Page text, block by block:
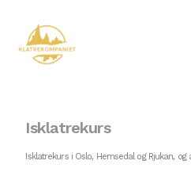
Isklatrekurs
Isklatrekurs i Oslo, Hemsedal og Rjukan,